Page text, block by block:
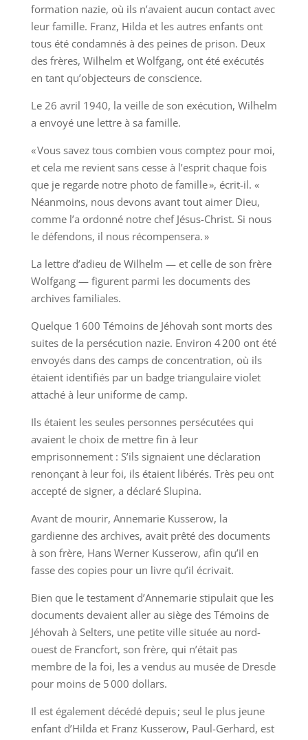
formation nazie, où ils n’avaient aucun contact avec
leur famille. Franz, Hilda et les autres enfants ont
tous été condamnés à des peines de prison. Deux
des frères, Wilhelm et Wolfgang, ont été exécutés
en tant qu’objecteurs de conscience.
Le 26 avril 1940, la veille de son exécution, Wilhelm
a envoyé une lettre à sa famille.
« Vous savez tous combien vous comptez pour moi,
et cela me revient sans cesse à l’esprit chaque fois
que je regarde notre photo de famille », écrit-il. «
Néanmoins, nous devons avant tout aimer Dieu,
comme l’a ordonné notre chef Jésus-Christ. Si nous
le défendons, il nous récompensera. »
La lettre d’adieu de Wilhelm — et celle de son frère
Wolfgang — figurent parmi les documents des
archives familiales.
Quelque 1 600 Témoins de Jéhovah sont morts des
suites de la persécution nazie. Environ 4 200 ont été
envoyés dans des camps de concentration, où ils
étaient identifiés par un badge triangulaire violet
attaché à leur uniforme de camp.
Ils étaient les seules personnes persécutées qui
avaient le choix de mettre fin à leur
emprisonnement : S’ils signaient une déclaration
renonçant à leur foi, ils étaient libérés. Très peu ont
accepté de signer, a déclaré Slupina.
Avant de mourir, Annemarie Kusserow, la
gardienne des archives, avait prêté des documents
à son frère, Hans Werner Kusserow, afin qu’il en
fasse des copies pour un livre qu’il écrivait.
Bien que le testament d’Annemarie stipulait que les
documents devaient aller au siège des Témoins de
Jéhovah à Selters, une petite ville située au nord-
ouest de Francfort, son frère, qui n’était pas
membre de la foi, les a vendus au musée de Dresde
pour moins de 5 000 dollars.
Il est également décédé depuis ; seul le plus jeune
enfant d’Hilda et Franz Kusserow, Paul-Gerhard, est